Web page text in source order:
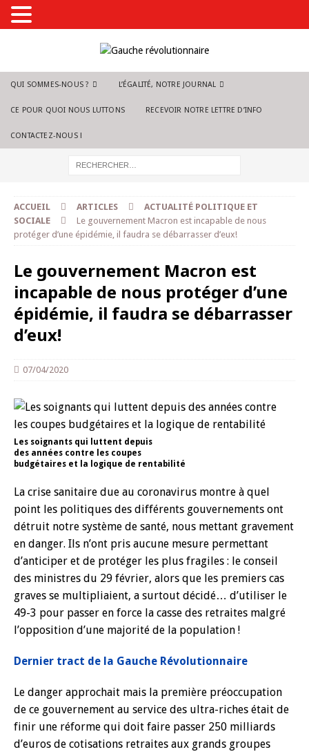
QUI SOMMES-NOUS ? L’ÉGALITÉ, NOTRE JOURNAL
CE POUR QUOI NOUS LUTTONS RECEVOIR NOTRE LETTRE D’INFO
CONTACTEZ-NOUS !
ACCUEIL ARTICLES
ACTUALITÉ POLITIQUE ET
SOCIALE
Le gouvernement Macron est incapable de nous
protéger d’une épidémie, il faudra se débarrasser d’eux!
Le gouvernement Macron est
incapable de nous protéger d’une
épidémie, il faudra se débarrasser
d’eux!
07/04/2020
Les soignants qui luttent depuis
des années contre les coupes
budgétaires et la logique de rentabilité
La crise sanitaire due au coronavirus montre à quel
point les politiques des différents gouvernements ont
détruit notre système de santé, nous mettant gravement
en danger. Ils n’ont pris aucune mesure permettant
d’anticiper et de protéger les plus fragiles : le conseil
des ministres du 29 février, alors que les premiers cas
graves se multipliaient, a surtout décidé… d’utiliser le
49-3 pour passer en force la casse des retraites malgré
l’opposition d’une majorité de la population !
Dernier tract de la Gauche Révolutionnaire
Le danger approchait mais la première préoccupation
de ce gouvernement au service des ultra-riches était de
finir une réforme qui doit faire passer 250 milliards
d’euros de cotisations retraites aux grands groupes